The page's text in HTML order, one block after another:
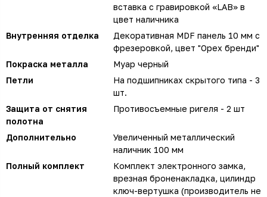
вставка с гравировкой «LAB» в
цвет наличника
Внутренняя отделка
Декоративная MDF панель 10 мм с
фрезеровкой, цвет "Орех бренди"
Покраска металла
Муар черный
Петли
На подшипниках скрытого типа - 3
шт.
Защита от снятия
полотна
Противосъемные ригеля - 2 шт
Дополнительно
Увеличенный металлический
наличник 100 мм
Полный комплект
Комплект электронного замка,
врезная броненакладка, цилиндр
ключ-вертушка (производитель не